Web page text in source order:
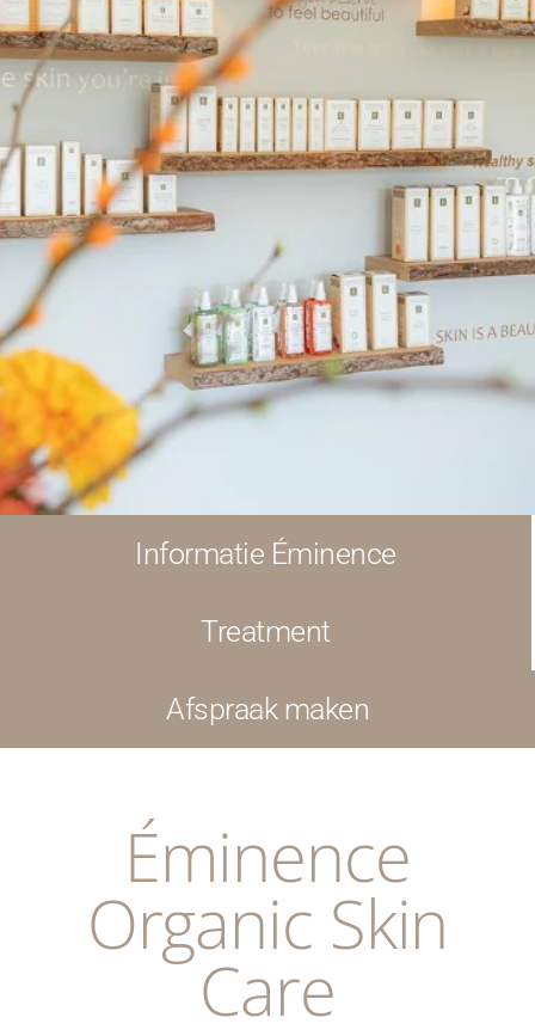
Informatie Éminence
Treatment
Afspraak maken
Éminence
Organic Skin
Care